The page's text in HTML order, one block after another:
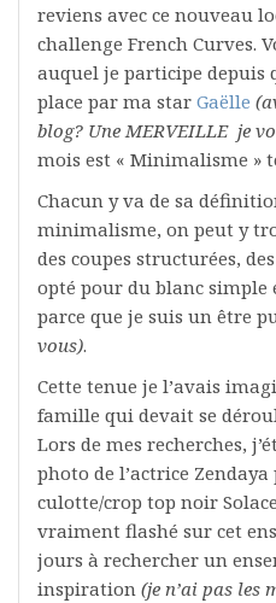
reviens avec ce nouveau
challenge French Curves.
auquel je participe depuis
place par ma star Gaëlle
blog? Une MERVEILLE je
mois est « Minimalisme »
Chacun y va de sa
minimalisme, on peut y
des coupes structurées,
opté pour du blanc simple
parce que je suis un être
vous).
Cette tenue je l’avais
famille qui devait se
Lors de mes recherches,
photo de l’actrice
culotte/crop top noir
vraiment flashé sur cet
jours à rechercher un
inspiration (je n’ai pas les